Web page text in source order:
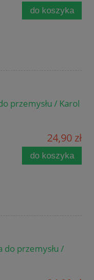
do koszyka
przemysłu / Karol
24,90 zł
do koszyka
do przemysłu /